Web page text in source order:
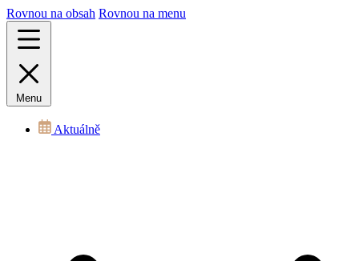
Rovnou na obsah Rovnou na menu
Menu
Aktuálně